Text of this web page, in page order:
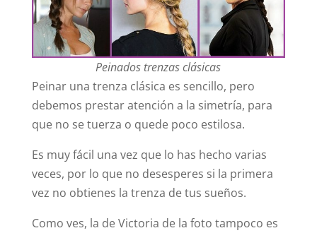
Peinados trenzas clásicas
Peinar una trenza clásica es sencillo, pero
debemos prestar atención a la simetría, para
que no se tuerza o quede poco estilosa.
Es muy fácil una vez que lo has hecho varias
veces, por lo que no desesperes si la primera
vez no obtienes la trenza de tus sueños.
Como ves, la de Victoria de la foto tampoco es